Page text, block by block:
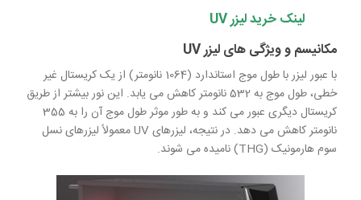
لینک خرید لیزر UV
مکانیسم و ​​ویژگی های لیزر UV
با عبور لیزر با طول موج استاندارد (1064 نانومتر) از یک کریستال غیر
خطی، طول موج به 532 نانومتر کاهش می یابد. این نور بیشتر از طریق
کریستال دیگری عبور می کند و به طور موثر طول موج آن را به 355
نانومتر کاهش می دهد. در نتیجه، لیزرهای UV معمولاً لیزرهای نسل
سوم هارمونیک (THG) نامیده می شوند.